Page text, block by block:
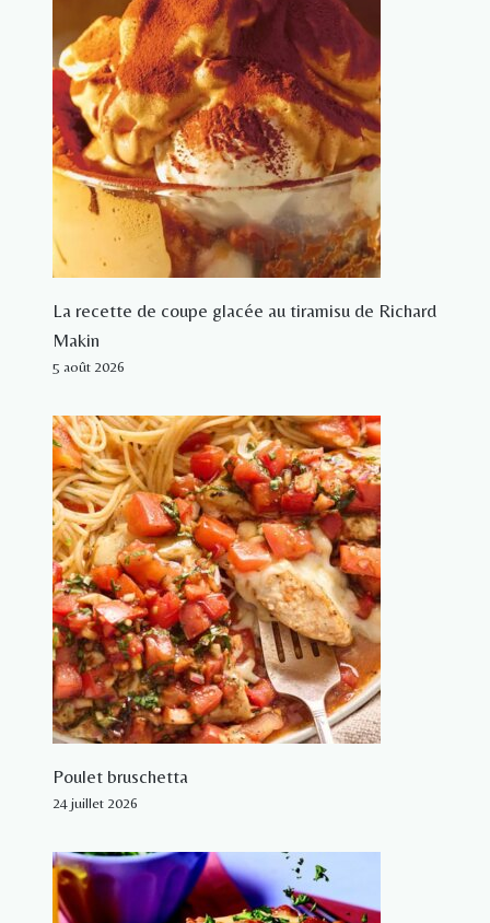
La recette de coupe glacée au tiramisu de Richard
Makin
5 août 2026
Poulet bruschetta
24 juillet 2026